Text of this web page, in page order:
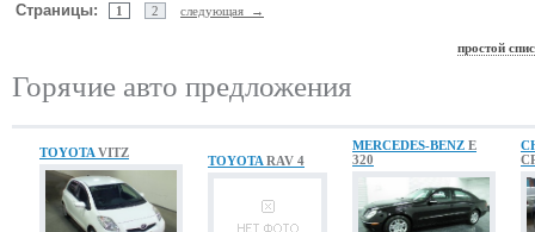
Страницы: 1 2 следующая →
простой
Горячие авто предложения
TOYOTA VITZ
TOYOTA RAV 4
MERCEDES-BENZ E
320